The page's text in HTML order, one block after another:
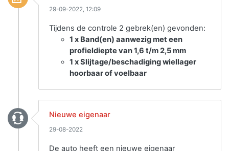
29-09-2022, 12:09
Tijdens de controle 2 gebrek(en) gevonden:
1 x Band(en) aanwezig met een
profieldiepte van 1,6 t/m 2,5 mm
1 x Slijtage/beschadiging wiellager
hoorbaar of voelbaar
Nieuwe eigenaar
29-08-2022
De auto heeft een nieuwe eigenaar